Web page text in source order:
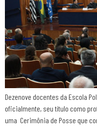
Dezenove docentes da Escola
oficialmente, seu título como
uma Cerimônia de Posse que